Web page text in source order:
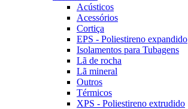
Acústicos
Acessórios
Cortiça
EPS - Poliestireno expandido
Isolamentos para Tubagens
Lã de rocha
Lã mineral
Outros
Térmicos
XPS - Poliestireno extrudido